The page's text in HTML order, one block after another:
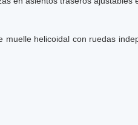
helicoidal con ruedas